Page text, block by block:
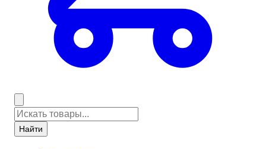
Найти